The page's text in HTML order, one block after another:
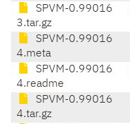
SPVM-0.99016
3.tar.gz
SPVM-0.99016
4.meta
SPVM-0.99016
4.readme
SPVM-0.99016
4.tar.gz